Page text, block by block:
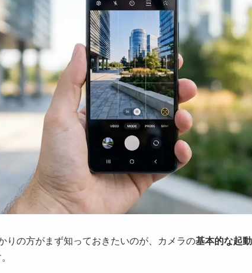
りの方がまず知っておきたいのが、カメラの基本的な起